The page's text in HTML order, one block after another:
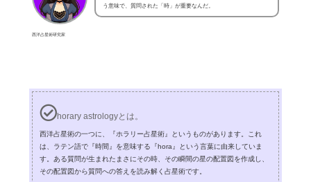
西洋占星術研究家
う意味で、質問された「時」が重要なんだ。
horary astrologyとは。
西洋占星術の一つに、『ホラリー占星術』というものがあります。これ
は、ラテン語で『時間』を意味する『hora』という言葉に由来していま
す。ある質問が生まれたまさにその時、その瞬間の星の配置図を作成し、
その配置図から質問への答えを読み解く占星術です。